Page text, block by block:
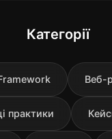
Категорії
Веб-
практики